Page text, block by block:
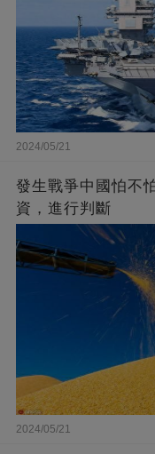
2024/05/21
發生戰爭中國怕不
資，進行判斷
2024/05/21